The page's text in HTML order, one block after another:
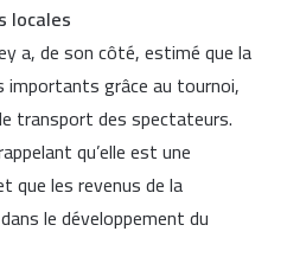
locales
a, de son côté, estimé que la
importants grâce au tournoi,
transport des spectateurs.
qu’elle est une
les revenus de la
le développement du